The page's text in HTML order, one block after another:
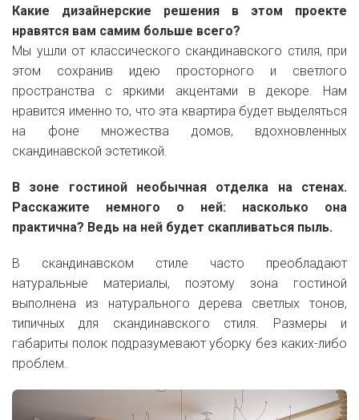
Какие дизайнерские решения в этом проекте
нравятся вам самим больше всего?
Мы ушли от классического скандинавского стиля, при
этом сохранив идею просторного и светлого
пространства с яркими акцентами в декоре. Нам
нравится именно то, что эта квартира будет выделяться
на фоне множества домов, вдохновленных
скандинавской эстетикой.
В зоне гостиной необычная отделка на стенах.
Расскажите немного о ней: насколько она
практична? Ведь на ней будет скапливаться пыль.
В скандинавском стиле часто преобладают
натуральные материалы, поэтому зона гостиной
выполнена из натурального дерева светлых тонов,
типичных для скандинавского стиля. Размеры и
габариты полок подразумевают уборку без каких-либо
проблем.